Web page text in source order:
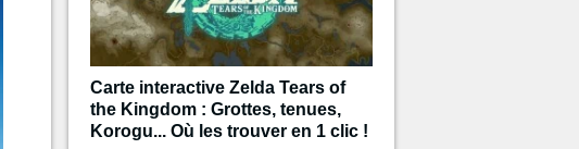
Carte interactive Zelda Tears of
the Kingdom : Grottes, tenues,
Korogu... Où les trouver en 1 clic !